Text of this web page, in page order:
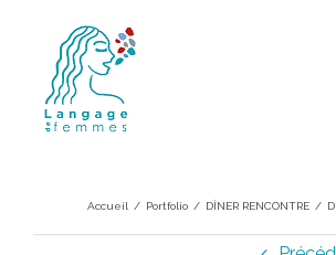
content
Accueil / Portfolio / DÎNER RENCONTRE /